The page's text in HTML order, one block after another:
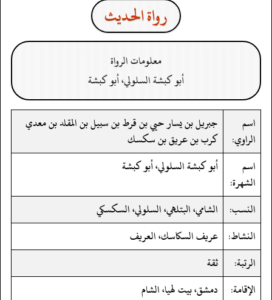
رواة الحدیث
معلومات الرواة
أبو كبشة السلولي، أبو كبشة
اسم
الراوي:
جبريل بن يسار حيي بن قرط بن سبيل بن المقلد بن معدي
كرب بن عريق بن سكسك
اسم
الشهرة:
أبو كبشة السلولي، أبو كبشة
النسب:
الشامي، البتلهي، السلولي، السكسكي
النشاط: عريف السكاسك، العريف
الرتبة:
ثقة
الإقامة:
دمشق، بيت لهيا، الشام